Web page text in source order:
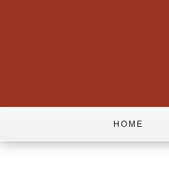
HOME